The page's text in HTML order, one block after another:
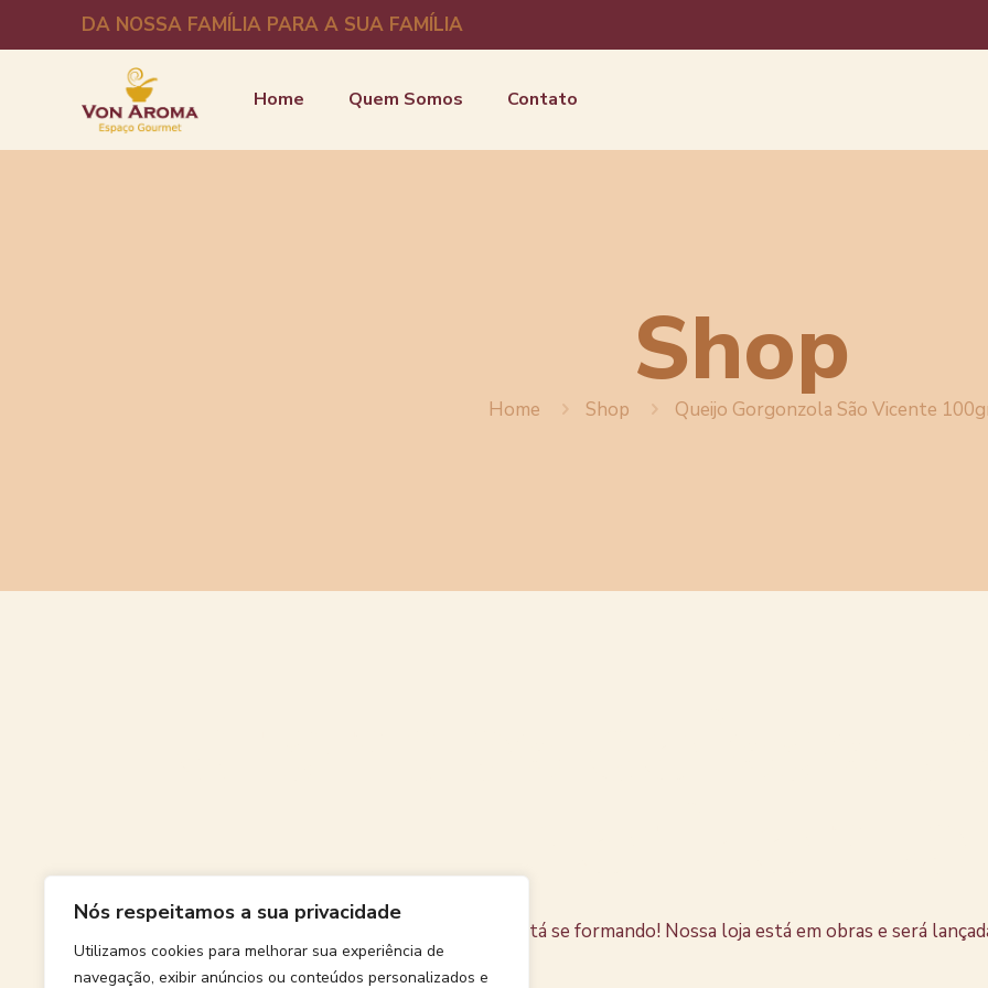
Nós respeitamos a sua privacidade
Utilizamos cookies para melhorar sua experiência de
navegação, exibir anúncios ou conteúdos personalizados e
DA NOSSA FAMÍLIA PARA A SUA FAMÍLIA
Home Quem Somos Contato
Shop
Home Shop Queijo Gorgonzola São Vicente
Algo grande está se formando! Nossa loja está em obras e será